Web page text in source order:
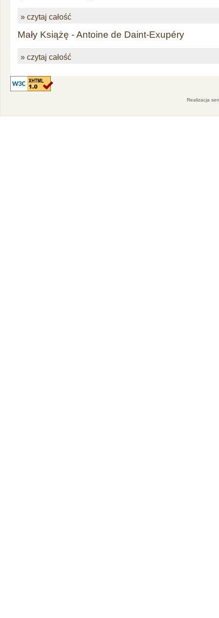
» czytaj całość
Mały Książę - Antoine de Daint-Exupéry
» czytaj całość
Realizacja